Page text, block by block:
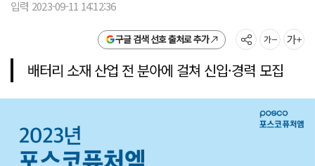
입력 2023-09-11 14:12:36
구글 검색 선호 출처로 추가
배터리 소재 산업 전 분아에 걸쳐 신입·경력 모집